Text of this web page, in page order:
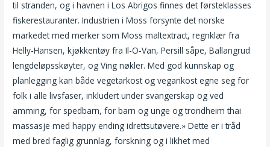
til stranden, og i havnen i Los Abrigos finnes det førsteklasses
fiskerestauranter. Industrien i Moss forsynte det norske
markedet med merker som Moss maltextract, regnklær fra
Helly-Hansen, kjøkkentøy fra Il-O-Van, Persill såpe, Ballangrud
lengdeløpsskøyter, og Ving nøkler. Med god kunnskap og
planlegging kan både vegetarkost og vegankost egne seg for
folk i alle livsfaser, inkludert under svangerskap og ved
amming, for spedbarn, for barn og unge og trondheim thai
massasje med happy ending idrettsutøvere.» Dette er i tråd
med bred faglig grunnlag, forskning og i likhet med